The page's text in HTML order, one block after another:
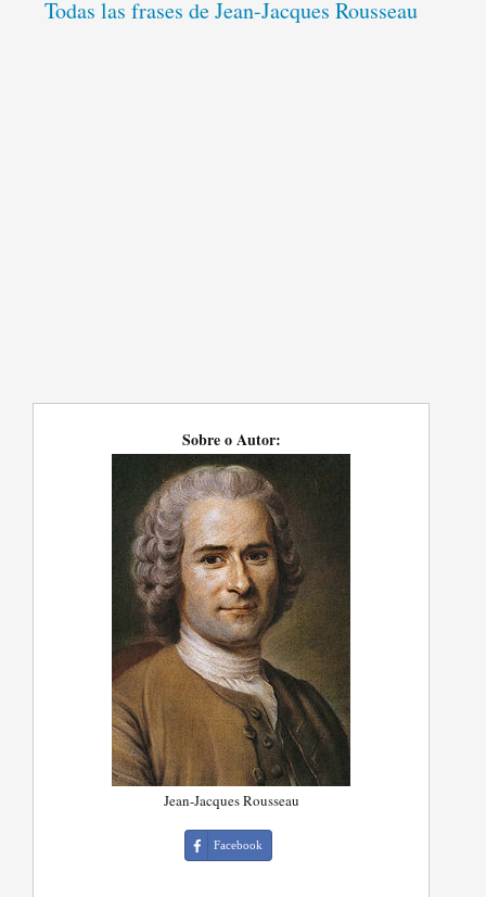
Todas las frases de Jean-Jacques Rousseau
Sobre o Autor:
Jean-Jacques Rousseau
Facebook